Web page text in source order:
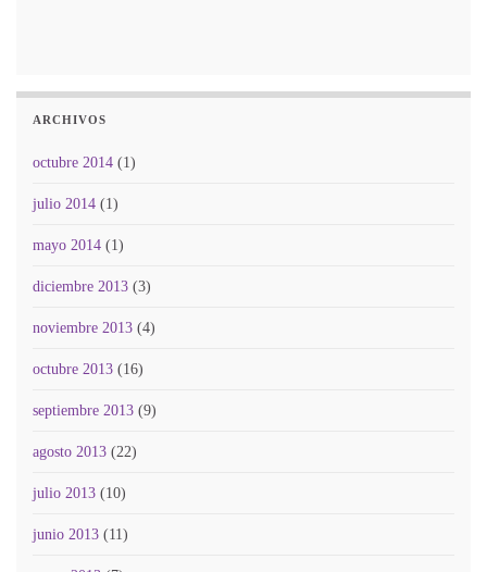
ARCHIVOS
octubre 2014 (1)
julio 2014 (1)
mayo 2014 (1)
diciembre 2013 (3)
noviembre 2013 (4)
octubre 2013 (16)
septiembre 2013 (9)
agosto 2013 (22)
julio 2013 (10)
junio 2013 (11)